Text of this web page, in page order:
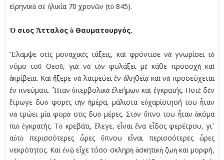
εἰρηνικὰ σὲ ἡλικία 70 χρονῶν (τὸ 845).
Ὁ σιος Ἄτταλος ὁ Θαυµατουργός.
Ἔλαµψε στὶς µοναχικὲς τάξεις, καὶ φρόντισε νὰ γνωρίσει τὸ
νόµο τοῦ Θεοῦ, γιὰ νὰ τὸν φυλάξει µὲ κάθε προσοχὴ καὶ
ἀκρίβεια. Καὶ ἤξερε νὰ λατρεύει ἐν ἀληθείᾳ καὶ νὰ προσεύχεται
ἐν πνεύµατι. Ἦταν ὑπερβολικὰ ἐλεήµων καὶ ἐγκρατής. Ποτὲ δὲν
ἔτρωγε δυὸ φορὲς τὴν ἡµέρα, µάλιστα εὐχαρίστησή του ἦταν
νὰ τρώει µία φορὰ στὶς δυὸ µέρες. Στὸν ὕπνο του ἦταν ἀκόµα
πιὸ ἐγκρατής. Τὸ κρεβάτι, ἔλεγε, εἶναι ἕνα εἶδος φερέτρου, γι᾿
αὐτὸ περισσότερες ὧρες ὕπνου εἶναι περισσότερες ὧρες
νεκρότητος. Καὶ ἐνῷ εἶχε τόσο σκληρὴ ἀσκητικὴ ζωὴ καὶ µορφή,